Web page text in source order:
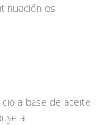
os
a base de aceite
al